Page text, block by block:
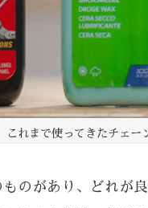
これまで使ってきたチェー
のがあり、どれが